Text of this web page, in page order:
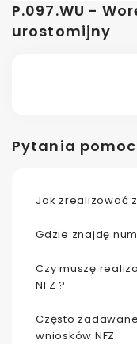
P.097.WU -
urostomijny
Pytania
Jak zrealizować
Gdzie znajdę
Czy muszę
NFZ ?
Często
wniosków NFZ